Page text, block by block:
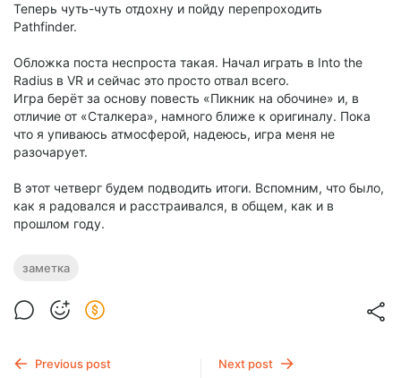
Теперь чуть-чуть отдохну и пойду перепроходить
Pathfinder.
Обложка поста неспроста такая. Начал играть в Into the
Radius в VR и сейчас это просто отвал всего.
Игра берёт за основу повесть «Пикник на обочине» и, в
отличие от «Сталкера», намного ближе к оригиналу. Пока
что я упиваюсь атмосферой, надеюсь, игра меня не
разочарует.
В этот четверг будем подводить итоги. Вспомним, что было,
как я радовался и расстраивался, в общем, как и в
прошлом году.
заметка
Previous post
Next post